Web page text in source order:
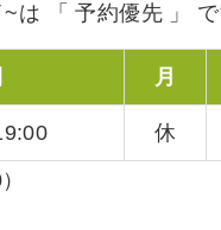
は 「 予約優先 」 で
月
休